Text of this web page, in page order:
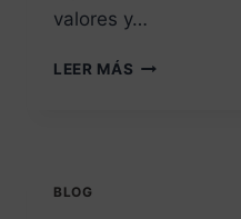
valores y…
LEER MÁS
BLOG